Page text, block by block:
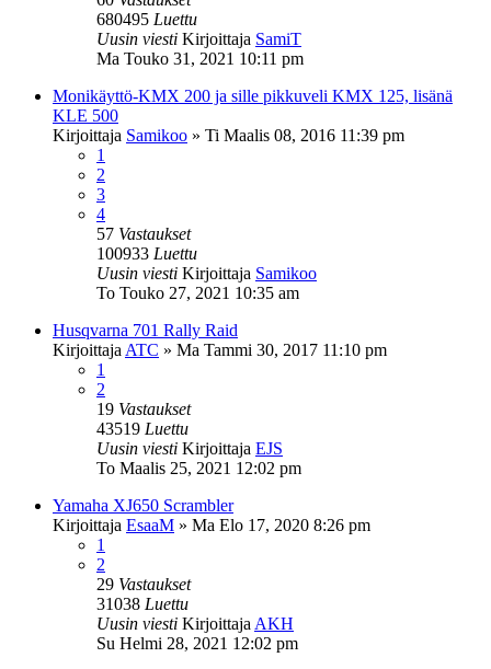
680495 Luettu
Uusin viesti Kirjoittaja SamiT
Ma Touko 31, 2021 10:11 pm
Monikäyttö-KMX 200 ja sille pikkuveli KMX 125, lisänä
KLE 500
Kirjoittaja Samikoo » Ti Maalis 08, 2016 11:39 pm
1
2
3
4
57 Vastaukset
100933 Luettu
Uusin viesti Kirjoittaja Samikoo
To Touko 27, 2021 10:35 am
Husqvarna 701 Rally Raid
Kirjoittaja ATC » Ma Tammi 30, 2017 11:10 pm
1
2
19 Vastaukset
43519 Luettu
Uusin viesti Kirjoittaja EJS
To Maalis 25, 2021 12:02 pm
Yamaha XJ650 Scrambler
Kirjoittaja EsaaM » Ma Elo 17, 2020 8:26 pm
1
2
29 Vastaukset
31038 Luettu
Uusin viesti Kirjoittaja AKH
Su Helmi 28, 2021 12:02 pm